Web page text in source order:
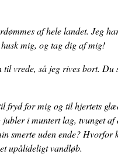
af hele landet. Jeg
mig, og tag dig af mig!
vrede, så jeg rives bort.
fryd for mig og til hjertets
i muntert lag, tvunget af
smerte uden ende? Hvorfor
upålideligt vandløb.